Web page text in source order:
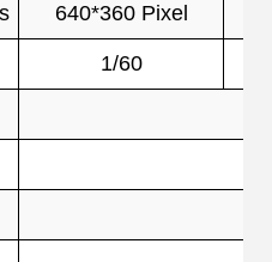
640*360 Pixel
1/60